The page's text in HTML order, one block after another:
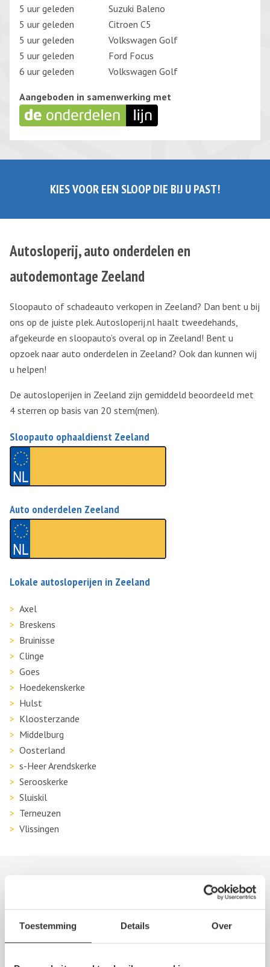
Toestemming Details Over
5 uur geleden
Suzuki Baleno
5 uur geleden
Citroen C5
5 uur geleden
Volkswagen Golf
5 uur geleden
Ford Focus
6 uur geleden
Volkswagen Golf
Aangeboden in samenwerking met
KIES VOOR EEN SLOOP DIE BIJ U PAST!
Autosloperij, auto onderdelen en
autodemontage Zeeland
Sloopauto of schadeauto verkopen in Zeeland? Dan bent u bij
ons op de juiste plek. Autosloperij.nl haalt tweedehands,
afgekeurde en sloopauto’s overal op in Zeeland! Bent u
opzoek naar auto onderdelen in Zeeland? Ook dan kunnen wij
u helpen!
De autosloperijen in Zeeland zijn gemiddeld beoordeeld met
4 sterren op basis van 20 stem(men).
Sloopauto ophaaldienst Zeeland
Auto onderdelen Zeeland
Lokale autosloperijen in Zeeland
Axel
Breskens
Bruinisse
Clinge
Goes
Hoedekenskerke
Hulst
Kloosterzande
Middelburg
Oosterland
s-Heer Arendskerke
Serooskerke
Sluiskil
Terneuzen
Vlissingen
(Stroom)verdeler
Voorbumper
Zonneklep